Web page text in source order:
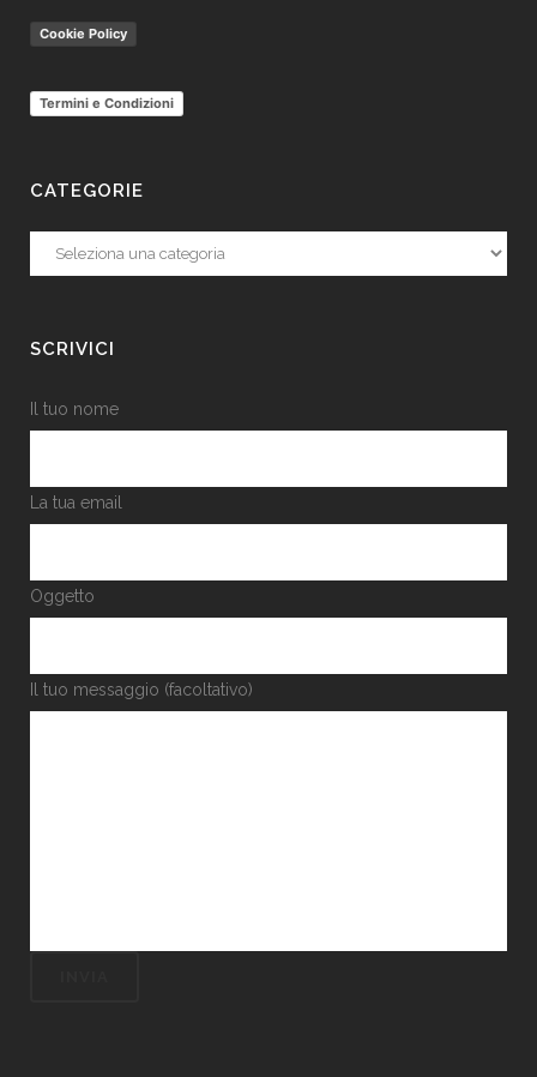
Cookie Policy
Termini e Condizioni
CATEGORIE
Categorie
SCRIVICI
Il tuo nome
La tua email
Oggetto
Il tuo messaggio (facoltativo)